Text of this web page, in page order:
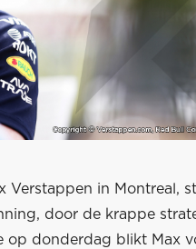
Verstappen in Montreal,
door de krappe
op donderdag blikt Max